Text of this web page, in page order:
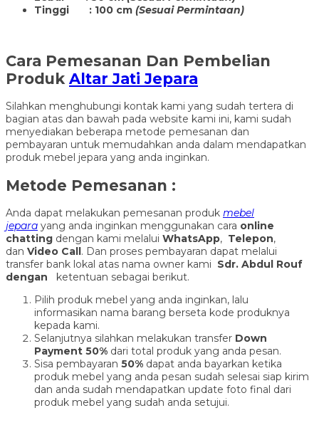
Tinggi : 100 cm (Sesuai Permintaan)
Cara Pemesanan Dan Pembelian
Produk Altar Jati Jepara
Silahkan menghubungi kontak kami yang sudah tertera di
bagian atas dan bawah pada website kami ini, kami sudah
menyediakan beberapa metode pemesanan dan
pembayaran untuk memudahkan anda dalam mendapatkan
produk mebel jepara yang anda inginkan.
Metode Pemesanan :
Anda dapat melakukan pemesanan produk mebel
jepara yang anda inginkan menggunakan cara online
chatting dengan kami melalui WhatsApp, Telepon,
dan Video Call. Dan proses pembayaran dapat melalui
transfer bank lokal atas nama owner kami Sdr. Abdul Rouf
dengan ketentuan sebagai berikut.
Pilih produk mebel yang anda inginkan, lalu
informasikan nama barang berseta kode produknya
kepada kami.
Selanjutnya silahkan melakukan transfer Down
Payment 50% dari total produk yang anda pesan.
Sisa pembayaran 50% dapat anda bayarkan ketika
produk mebel yang anda pesan sudah selesai siap kirim
dan anda sudah mendapatkan update foto final dari
produk mebel yang sudah anda setujui.